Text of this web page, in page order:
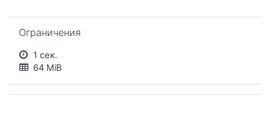
Ограничения
1 сек.
64 MiB